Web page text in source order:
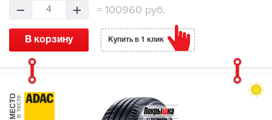
4 = 100960 руб.
В корзину Купить в 1 клик
МЕСТОв тесте